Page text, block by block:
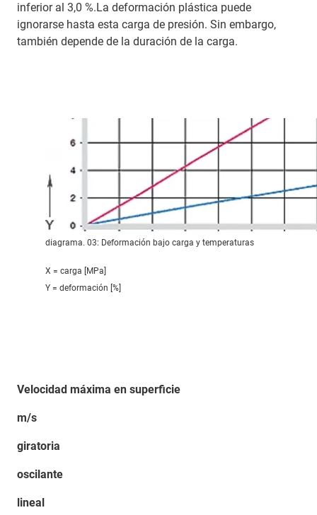
inferior al 3,0 %.La deformación plástica puede
ignorarse hasta esta carga de presión. Sin embargo,
también depende de la duración de la carga.
diagrama. 03: Deformación bajo carga y temperaturas
X = carga [MPa]
Y = deformación [%]
Velocidad máxima en superficie
m/s
giratoria
oscilante
lineal